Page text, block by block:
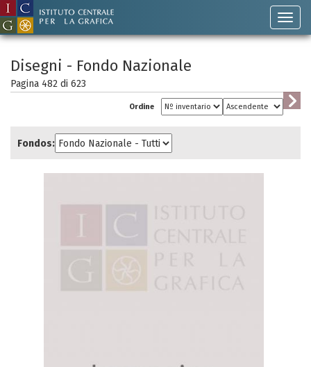
Disegni - Fondo Nazionale
Pagina 482 di 623
Ordine
Fondos: